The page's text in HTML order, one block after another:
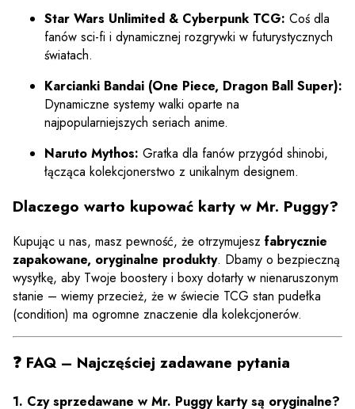
Star Wars Unlimited & Cyberpunk TCG: Coś dla
fanów sci-fi i dynamicznej rozgrywki w futurystycznych
światach.
Karcianki Bandai (One Piece, Dragon Ball Super):
Dynamiczne systemy walki oparte na
najpopularniejszych seriach anime.
Naruto Mythos: Gratka dla fanów przygód shinobi,
łącząca kolekcjonerstwo z unikalnym designem.
Dlaczego warto kupować karty w Mr. Puggy?
Kupując u nas, masz pewność, że otrzymujesz fabrycznie
zapakowane, oryginalne produkty. Dbamy o bezpieczną
wysyłkę, aby Twoje boostery i boxy dotarły w nienaruszonym
stanie – wiemy przecież, że w świecie TCG stan pudełka
(condition) ma ogromne znaczenie dla kolekcjonerów.
❓ FAQ – Najczęściej zadawane pytania
1. Czy sprzedawane w Mr. Puggy karty są oryginalne?